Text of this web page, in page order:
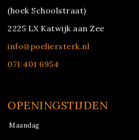
(hoek Schoolstraat)
2225 LX Katwijk aan Zee
info@poeliersterk.nl
071 401 6954
OPENINGSTIJDEN
Maandag